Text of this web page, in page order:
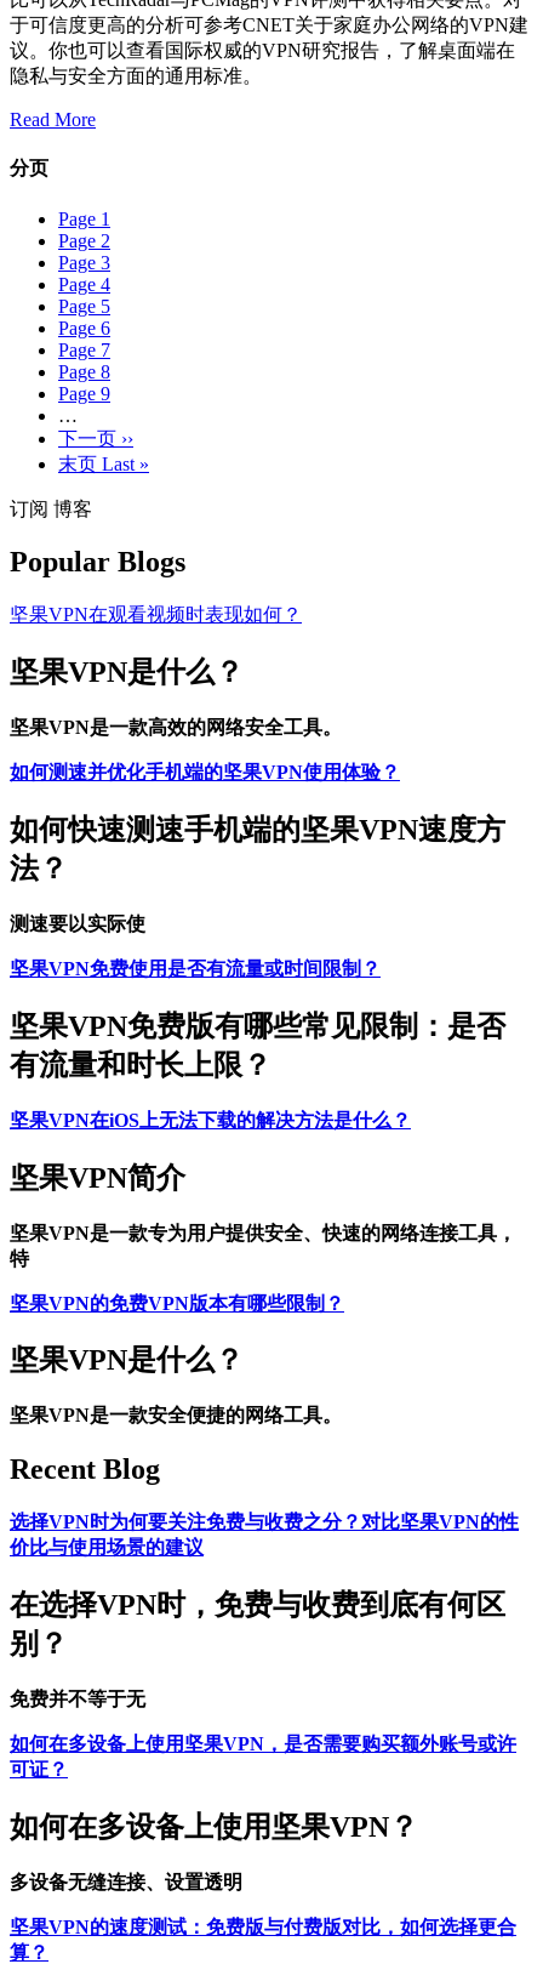
于可信度更高的分析可参考CNET关于家庭办公网络的VPN建
议。你也可以查看国际权威的VPN研究报告，了解桌面端在
隐私与安全方面的通用标准。
Read More
分页
Page 1
Page 2
Page 3
Page 4
Page 5
Page 6
Page 7
Page 8
Page 9
…
下一页 ››
末页 Last »
订阅 博客
Popular Blogs
坚果VPN在观看视频时表现如何？
坚果VPN是什么？
坚果VPN是一款高效的网络安全工具。
如何测速并优化手机端的坚果VPN使用体验？
如何快速测速手机端的坚果VPN速度方
法？
测速要以实际使
坚果VPN免费使用是否有流量或时间限制？
坚果VPN免费版有哪些常见限制：是否
有流量和时长上限？
坚果VPN在iOS上无法下载的解决方法是什么？
坚果VPN简介
坚果VPN是一款专为用户提供安全、快速的网络连接工具，
特
坚果VPN的免费VPN版本有哪些限制？
坚果VPN是什么？
坚果VPN是一款安全便捷的网络工具。
Recent Blog
选择VPN时为何要关注免费与收费之分？对比坚果VPN的性
价比与使用场景的建议
在选择VPN时，免费与收费到底有何区
别？
免费并不等于无
如何在多设备上使用坚果VPN，是否需要购买额外账号或许
可证？
如何在多设备上使用坚果VPN？
多设备无缝连接、设置透明
坚果VPN的速度测试：免费版与付费版对比，如何选择更合
算？